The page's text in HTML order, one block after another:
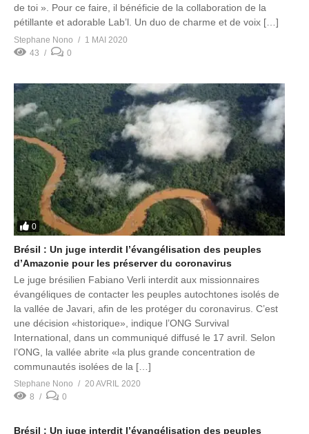
de toi ». Pour ce faire, il bénéficie de la collaboration de la
pétillante et adorable Lab’l. Un duo de charme et de voix […]
Stephane Nono
1 MAI 2020
43
0
0
Brésil : Un juge interdit l’évangélisation des peuples
d’Amazonie pour les préserver du coronavirus
Le juge brésilien Fabiano Verli interdit aux missionnaires
évangéliques de contacter les peuples autochtones isolés de
la vallée de Javari, afin de les protéger du coronavirus. C’est
une décision «historique», indique l’ONG Survival
International, dans un communiqué diffusé le 17 avril. Selon
l’ONG, la vallée abrite «la plus grande concentration de
communautés isolées de la […]
Stephane Nono
20 AVRIL 2020
8
0
Brésil : Un juge interdit l’évangélisation des peuples